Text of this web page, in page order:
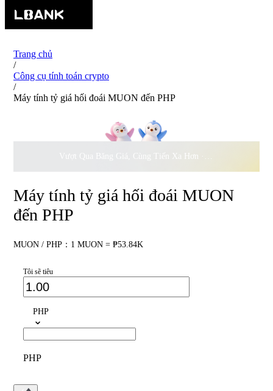
Trang chủ
/
Công cụ tính toán crypto
/
Máy tính tỷ giá hối đoái MUON đến PHP
Vượt Qua Băng Giá, Cùng Tiến Xa Hơn ·500.000
Máy tính tỷ giá hối đoái MUON
đến PHP
MUON / PHP：1 MUON = ₱53.84K
Tôi sẽ tiêu
PHP
PHP